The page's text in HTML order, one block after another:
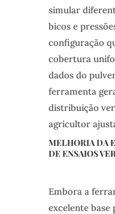
simular
bicos e
configuração
cobertura
dados do
ferramenta
distribuição
agricultor
MELHORIA DA
DE ENSAIOS
Embora a
excelente base